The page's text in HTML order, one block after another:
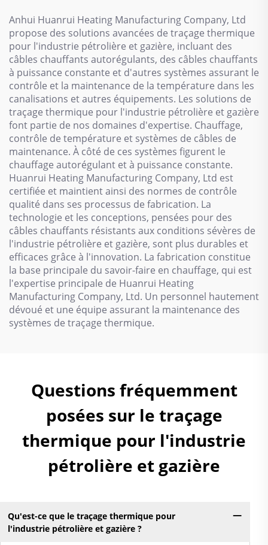
Anhui Huanrui Heating Manufacturing Company, Ltd
propose des solutions avancées de traçage thermique
pour l'industrie pétrolière et gazière, incluant des
câbles chauffants autorégulants, des câbles chauffants
à puissance constante et d'autres systèmes assurant le
contrôle et la maintenance de la température dans les
canalisations et autres équipements. Les solutions de
traçage thermique pour l'industrie pétrolière et gazière
font partie de nos domaines d'expertise. Chauffage,
contrôle de température et systèmes de câbles de
maintenance. À côté de ces systèmes figurent le
chauffage autorégulant et à puissance constante.
Huanrui Heating Manufacturing Company, Ltd est
certifiée et maintient ainsi des normes de contrôle
qualité dans ses processus de fabrication. La
technologie et les conceptions, pensées pour des
câbles chauffants résistants aux conditions sévères de
l'industrie pétrolière et gazière, sont plus durables et
efficaces grâce à l'innovation. La fabrication constitue
la base principale du savoir-faire en chauffage, qui est
l'expertise principale de Huanrui Heating
Manufacturing Company, Ltd. Un personnel hautement
dévoué et une équipe assurant la maintenance des
systèmes de traçage thermique.
Questions fréquemment
posées sur le traçage
thermique pour l'industrie
pétrolière et gazière
Qu'est-ce que le traçage thermique pour
l'industrie pétrolière et gazière ?